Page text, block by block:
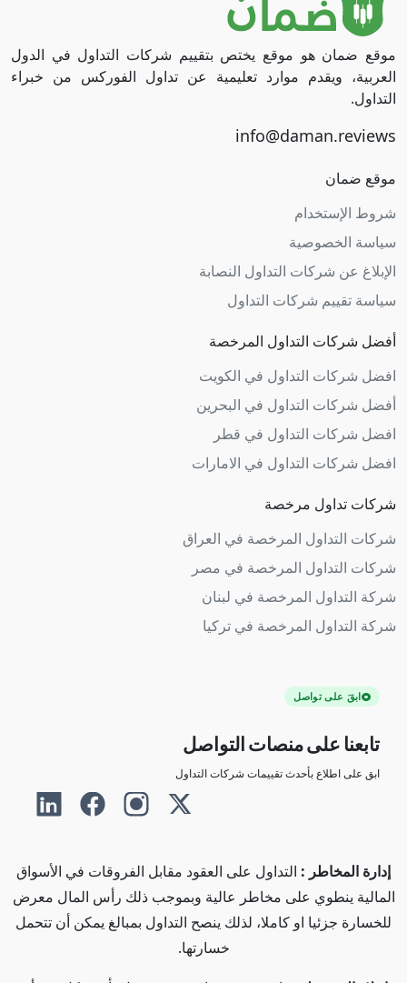
موقع ضمان هو موقع يختص بتقييم شركات التداول في الدول
العربية، ويقدم موارد تعليمية عن تداول الفوركس من خبراء
التداول.
موقع ضمان
شروط الإستخدام
سياسة الخصوصية
الإبلاغ عن شركات التداول النصابة
سياسة تقييم شركات التداول
أفضل شركات التداول المرخصة
افضل شركات التداول في الكويت
أفضل شركات التداول في البحرين
افضل شركات التداول في قطر
افضل شركات التداول في الامارات
شركات تداول مرخصة
شركات التداول المرخصة في العراق
شركات التداول المرخصة في مصر
شركة التداول المرخصة في لبنان
شركة التداول المرخصة في تركيا
ابقَ على تواصل
تابعنا على منصات التواصل
ابق على اطلاع بأحدث تقييمات شركات التداول
إدارة المخاطر : التداول على العقود مقابل الفروقات في الأسواق
المالية ينطوي على مخاطر عالية وبموجب ذلك رأس المال معرض
للخسارة جزئيا او كاملا، لذلك ينصح التداول بمبالغ يمكن أن تتحمل
خسارتها.